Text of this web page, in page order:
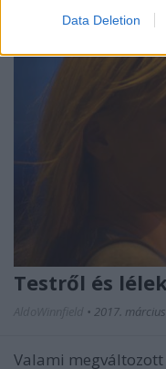
Data Deletion
Testről és
• 2017. március
Valami